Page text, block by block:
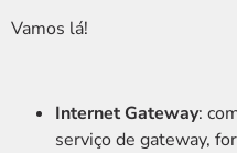
Vamos lá!
Internet Gateway:
serviço de gateway,